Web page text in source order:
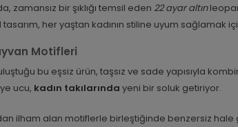
zamansız bir şıklığı temsil eden 22 ayar altınleopar
tasarım, her yaştan kadının stiline uyum sağlamak
Motifleri
bu eşsiz ürün, taşsız ve sade yapısıyla
ucu, kadın takılarında yeni bir soluk getiriyor.
ilham alan motiflerle birleştiğinde benzersiz hale